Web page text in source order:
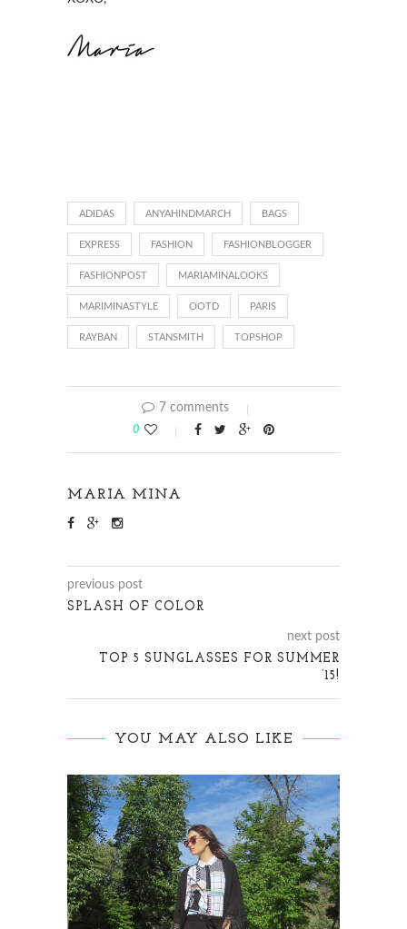
ADIDAS ANYAHINDMARCH BAGS
EXPRESS FASHION FASHIONBLOGGER
FASHIONPOST MARIAMINALOOKS
MARIMINASTYLE OOTD PARIS
RAYBAN STANSMITH TOPSHOP
7 comments
0
MARIA MINA
previous post
SPLASH OF COLOR
next post
TOP 5 SUNGLASSES FOR SUMMER
’15!
YOU MAY ALSO LIKE